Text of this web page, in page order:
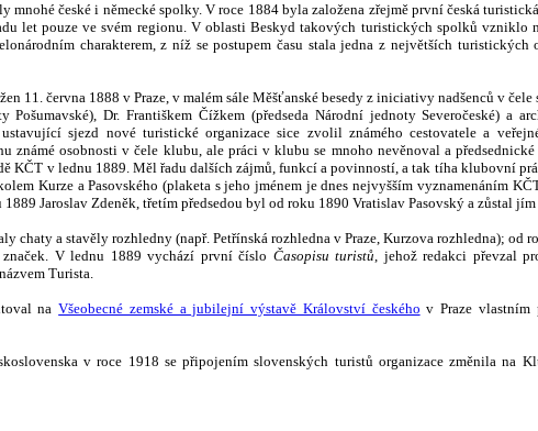
české i německé spolky. V roce 1884 byla založena zřejmě první česká
let pouze ve svém regionu. V oblasti Beskyd takových turistických spolků vzniklo
charakterem, z níž se postupem času stala jedna z největších turistických
11. června 1888 v Praze, v malém sále Měšťanské besedy z iniciativy nadšenců v čele
Pošumavské), Dr. Františkem Čížkem (předseda Národní jednoty Severočeské) a
sjezd nové turistické organizace sice zvolil známého cestovatele a
známé osobnosti v čele klubu, ale práci v klubu se mnoho nevěnoval a
KČT v lednu 1889. Měl řadu dalších zájmů, funkcí a povinností, a tak tíha klubovní
Kurze a Pasovského (plaketa s jeho jménem je dnes nejvyšším vyznamenáním
Jaroslav Zdeněk, třetím předsedou byl od roku 1890 Vratislav Pasovský a zůstal
chaty a stavěly rozhledny (např. Petřínská rozhledna v Praze, Kurzova rozhledna); od
V lednu 1889 vychází první číslo Časopisu turistů, jehož redakci převzal
Turista.
naVšeobecné zemské a jubilejní výstavě Království českého v Praze vlastním
v roce 1918 se připojením slovenských turistů organizace změnila na